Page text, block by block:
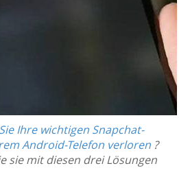
Ihre wichtigen Snapchat-
Android-Telefon verloren ?
sie mit diesen drei Lösungen